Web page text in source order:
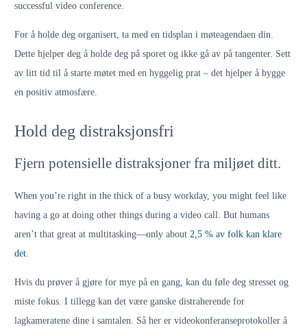
successful video conference.
For å holde deg organisert, ta med en tidsplan i møteagendaen din.
Dette hjelper deg å holde deg på sporet og ikke gå av på tangenter. Sett
av litt tid til å starte møtet med en hyggelig prat – det hjelper å bygge
en positiv atmosfære.
Hold deg distraksjonsfri
Fjern potensielle distraksjoner fra miljøet ditt.
When you’re right in the thick of a busy workday, you might feel like
having a go at doing other things during a video call. But humans
aren’t that great at multitasking—only about 2,5 % av folk kan klare
det.
Hvis du prøver å gjøre for mye på en gang, kan du føle deg stresset og
miste fokus. I tillegg kan det være ganske distraherende for
lagkameratene dine i samtalen. Så her er videokonferanseprotokoller å